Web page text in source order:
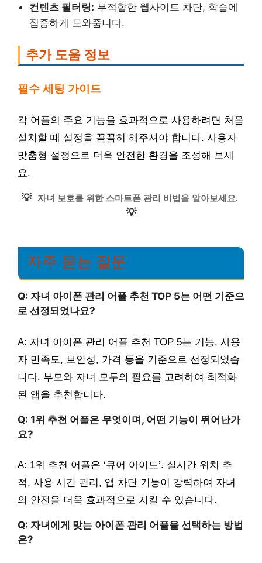
컨텐츠 필터링: 부적합한 웹사이트 차단, 학습에
집중하게 도와줍니다.
추가 도움 정보
필수 세팅 가이드
각 어플의 주요 기능을 효과적으로 사용하려면 처음
설치할 때 설정을 꼼꼼히 해주셔야 합니다. 사용자
맞춤형 설정으로 더욱 안전한 환경을 조성해 보세
요.
💡 자녀 보호를 위한 스마트폰 관리 비법을 알아보세요.
💡
자주 묻는 질문
Q: 자녀 아이폰 관리 어플 추천 TOP 5는 어떤 기준으
로 선정되었나요?
A: 자녀 아이폰 관리 어플 추천 TOP 5는 기능, 사용
자 만족도, 보안성, 가격 등을 기준으로 선정되었습
니다. 부모와 자녀 모두의 필요를 고려하여 최적화
된 앱을 추천합니다.
Q: 1위 추천 어플은 무엇이며, 어떤 기능이 뛰어난가
요?
A: 1위 추천 어플은 ‘큐어 아이드’. 실시간 위치 추
적, 사용 시간 관리, 앱 차단 기능이 강력하여 자녀
의 안전을 더욱 효과적으로 지킬 수 있습니다.
Q: 자녀에게 맞는 아이폰 관리 어플을 선택하는 방법
은?